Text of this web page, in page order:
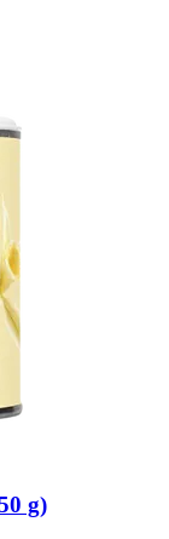
g)